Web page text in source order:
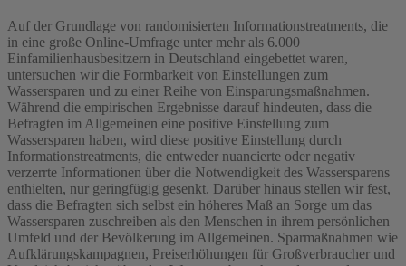
Auf der Grundlage von randomisierten Informationstreatments, die
in eine große Online-Umfrage unter mehr als 6.000
Einfamilienhausbesitzern in Deutschland eingebettet waren,
untersuchen wir die Formbarkeit von Einstellungen zum
Wassersparen und zu einer Reihe von Einsparungsmaßnahmen.
Während die empirischen Ergebnisse darauf hindeuten, dass die
Befragten im Allgemeinen eine positive Einstellung zum
Wassersparen haben, wird diese positive Einstellung durch
Informationstreatments, die entweder nuancierte oder negativ
verzerrte Informationen über die Notwendigkeit des Wassersparens
enthielten, nur geringfügig gesenkt. Darüber hinaus stellen wir fest,
dass die Befragten sich selbst ein höheres Maß an Sorge um das
Wassersparen zuschreiben als den Menschen in ihrem persönlichen
Umfeld und der Bevölkerung im Allgemeinen. Sparmaßnahmen wie
Aufklärungskampagnen, Preiserhöhungen für Großverbraucher und